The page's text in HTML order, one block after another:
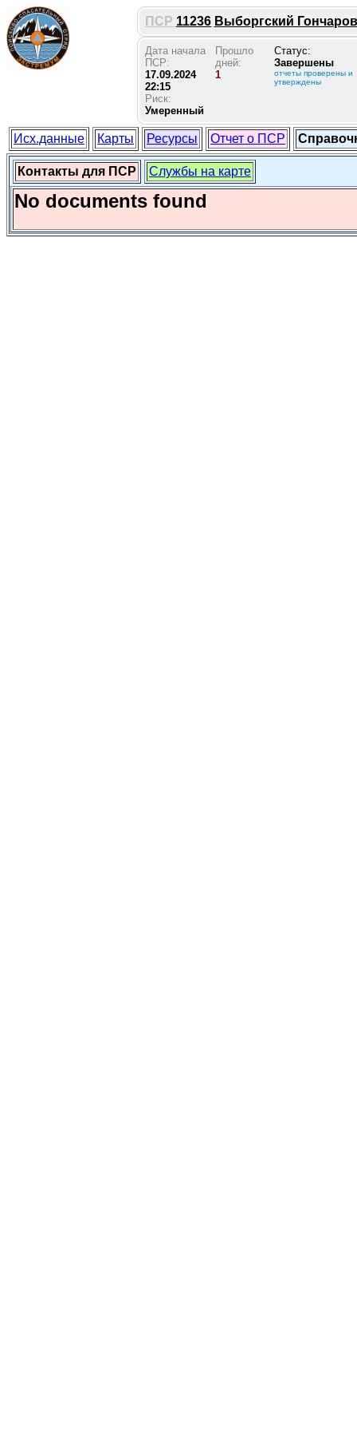
ПСР 11236 Выборгский
Дата начала
ПСР:
17.09.2024
22:15
Риск:
Умеренный
Прошло
дней:
1
Статус:
Завершены
отчеты проверены и
утверждены
Исх.данные Карты Ресурсы Отчет о ПСР
Контакты для ПСР Службы на карте
No documents found